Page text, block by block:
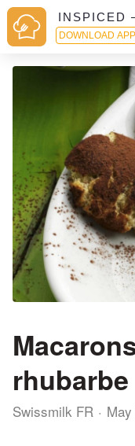
INSPICED
DOWNLOAD APP
rhubarbe
Swissmilk FR